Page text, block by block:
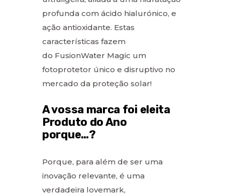
profunda com ácido hialurónico, e
ação antioxidante. Estas
características fazem
do FusionWater Magic um
fotoprotetor único e disruptivo no
mercado da proteção solar!
A vossa marca foi eleita
Produto do Ano
porque…?
Porque, para além de ser uma
inovação relevante, é uma
verdadeira lovemark,